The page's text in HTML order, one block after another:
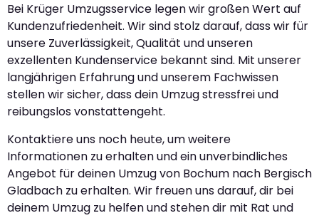
Bei Krüger Umzugsservice legen wir großen Wert auf
Kundenzufriedenheit. Wir sind stolz darauf, dass wir für
unsere Zuverlässigkeit, Qualität und unseren
exzellenten Kundenservice bekannt sind. Mit unserer
langjährigen Erfahrung und unserem Fachwissen
stellen wir sicher, dass dein Umzug stressfrei und
reibungslos vonstattengeht.
Kontaktiere uns noch heute, um weitere
Informationen zu erhalten und ein unverbindliches
Angebot für deinen Umzug von Bochum nach Bergisch
Gladbach zu erhalten. Wir freuen uns darauf, dir bei
deinem Umzug zu helfen und stehen dir mit Rat und